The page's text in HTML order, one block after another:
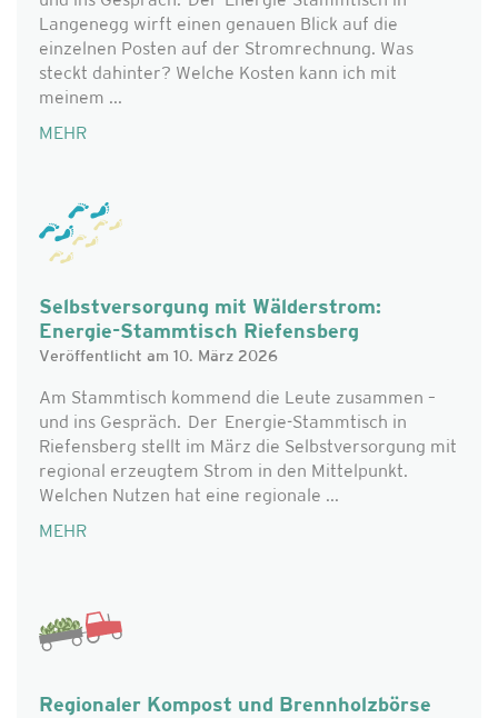
Langenegg wirft einen genauen Blick auf die
einzelnen Posten auf der Stromrechnung. Was
steckt dahinter? Welche Kosten kann ich mit
meinem ...
MEHR
Selbstversorgung mit Wälderstrom:
Energie-Stammtisch Riefensberg
Veröffentlicht am 10. März 2026
Am Stammtisch kommend die Leute zusammen –
und ins Gespräch. Der Energie-Stammtisch in
Riefensberg stellt im März die Selbstversorgung mit
regional erzeugtem Strom in den Mittelpunkt.
Welchen Nutzen hat eine regionale ...
MEHR
Regionaler Kompost und Brennholzbörse